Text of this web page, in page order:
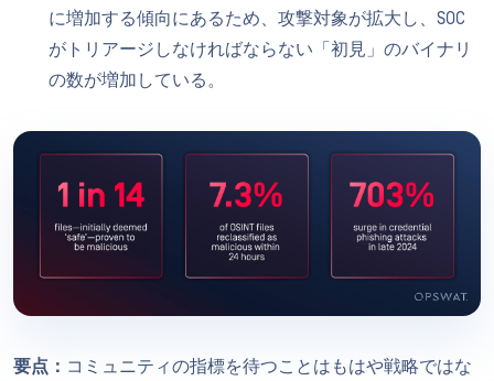
に増加する傾向にあるため、攻撃対象が拡大し、SOC
がトリアージしなければならない「初見」のバイナリ
の数が増加している。
要点： コミュニティの指標を待つことはもはや戦略ではな